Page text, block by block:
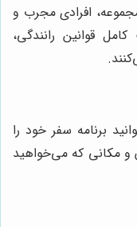
افرادی مجرب و
قوانین رانندگی،
برنامه سفر خود را
و مکانی که می‌خواهید